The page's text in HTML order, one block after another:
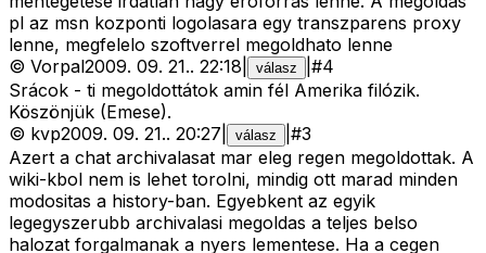
pl az msn kozponti logolasara egy transzparens proxy
lenne, megfelelo szoftverrel megoldhato lenne
© Vorpal2009. 09. 21.. 22:18 válasz #4
Srácok - ti megoldottátok amin fél Amerika filózik.
Köszönjük (Emese).
© kvp2009. 09. 21.. 20:27 válasz #3
Azert a chat archivalasat mar eleg regen megoldottak. A
wiki-kbol nem is lehet torolni, mindig ott marad minden
modositas a history-ban. Egyebkent az egyik
legegyszerubb archivalasi megoldas a teljes belso
halozat forgalmanak a nyers lementese. Ha a cegen